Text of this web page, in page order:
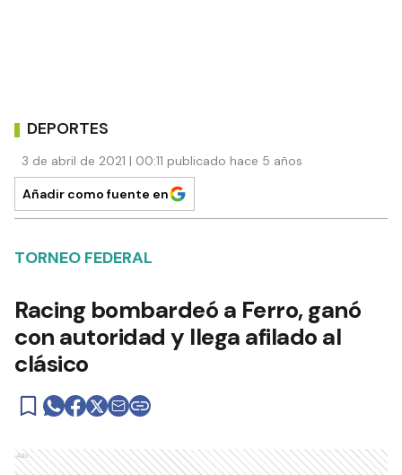
DEPORTES
3 de abril de 2021 | 00:11 publicado hace 5 años
Añadir como fuente en
TORNEO FEDERAL
Racing bombardeó a Ferro, ganó
con autoridad y llega afilado al
clásico
Ads